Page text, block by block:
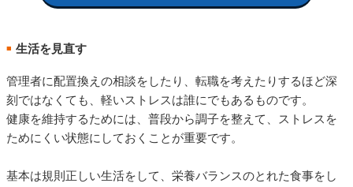
■ 生活を見直す
管理者に配置換えの相談をしたり、転職を考えたりするほど深
刻ではなくても、軽いストレスは誰にでもあるものです。
健康を維持するためには、普段から調子を整えて、ストレスを
ためにくい状態にしておくことが重要です。
基本は規則正しい生活をして、栄養バランスのとれた食事をし